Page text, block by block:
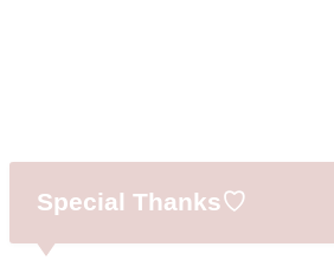
Special Thanks♡